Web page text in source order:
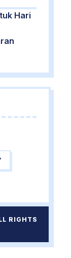
Hari
RIGHTS